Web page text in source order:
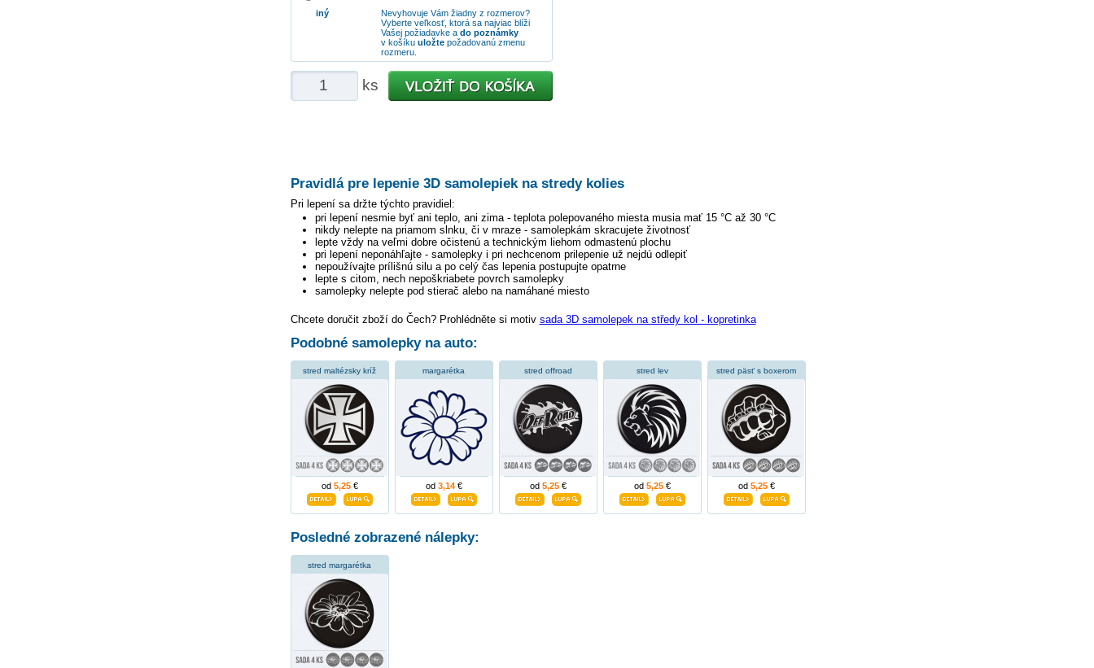
iný
Nevyhovuje Vám žiadny z rozmerov?
Vyberte veľkosť, ktorá sa najviac blíži
Vašej požiadavke a do poznámky
v košíku uložtepožadovanú zmenu
rozmeru.
ks
Pravidlá pre lepenie 3D samolepiek na stredy kolies
Pri lepení sa držte týchto pravidiel:
pri lepení nesmie byť ani teplo, ani zima - teplota polepovaného miesta musia mať 15 °C až 30 °C
nikdy nelepte na priamom slnku, či v mraze - samolepkám skracujete životnosť
lepte vždy na veľmi dobre očistenú a technickým liehom odmastenú plochu
pri lepení neponáhľajte - samolepky i pri nechcenom prilepenie už nejdú odlepiť
nepoužívajte prílišnú silu a po celý čas lepenia postupujte opatrne
lepte s citom, nech nepoškriabete povrch samolepky
samolepky nelepte pod stierač alebo na namáhané miesto
Chcete doručit zboží do Čech? Prohlédněte si motiv sada 3D samolepek na středy kol - kopretinka
Podobné samolepky na auto:
stred maltézsky kríž
od 5,25€
margarétka
od 3,14€
stred offroad
od 5,25€
stred lev
od 5,25€
stred päsť s boxerom
od 5,25€
Posledné zobrazené nálepky:
stred margarétka